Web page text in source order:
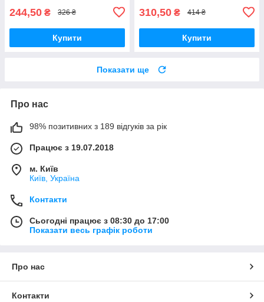
244,50 ₴ 326 ₴
Купити
310,50 ₴ 414 ₴
Купити
Показати ще
Про нас
98% позитивних з 189 відгуків за рік
Працює з 19.07.2018
м. Київ
Київ, Україна
Контакти
Сьогодні працює з 08:30 до 17:00
Показати весь графік роботи
Про нас
Контакти